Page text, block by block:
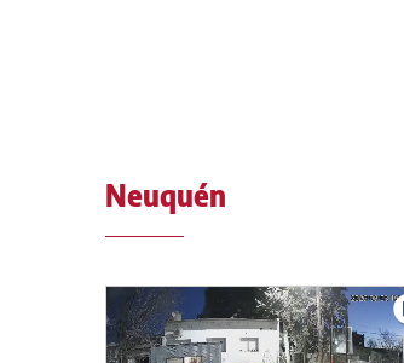
Neuquén